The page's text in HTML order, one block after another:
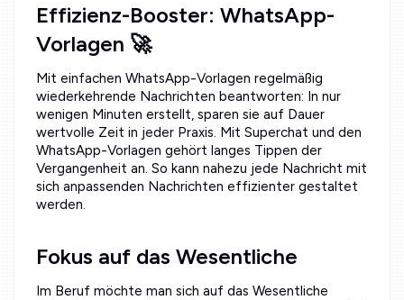
Effizienz-Booster: WhatsApp-
Vorlagen 🚀
Mit einfachen WhatsApp-Vorlagen regelmäßig
wiederkehrende Nachrichten beantworten: In nur
wenigen Minuten erstellt, sparen sie auf Dauer
wertvolle Zeit in jeder Praxis. Mit Superchat und den
WhatsApp-Vorlagen gehört langes Tippen der
Vergangenheit an. So kann nahezu jede Nachricht mit
sich anpassenden Nachrichten effizienter gestaltet
werden.
Fokus auf das Wesentliche
Im Beruf möchte man sich auf das Wesentliche